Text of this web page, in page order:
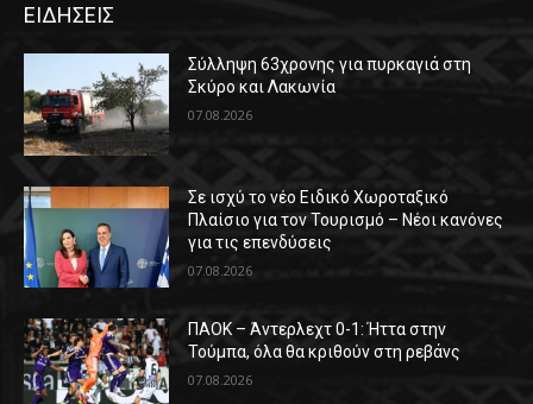
ΕΙΔΗΣΕΙΣ
Σύλληψη 63χρονης για πυρκαγιά στη
Σκύρο και Λακωνία
07.08.2026
Σε ισχύ το νέο Ειδικό Χωροταξικό
Πλαίσιο για τον Τουρισμό – Νέοι κανόνες
για τις επενδύσεις
07.08.2026
ΠΑΟΚ – Άντερλεχτ 0-1: Ήττα στην
Τούμπα, όλα θα κριθούν στη ρεβάνς
07.08.2026